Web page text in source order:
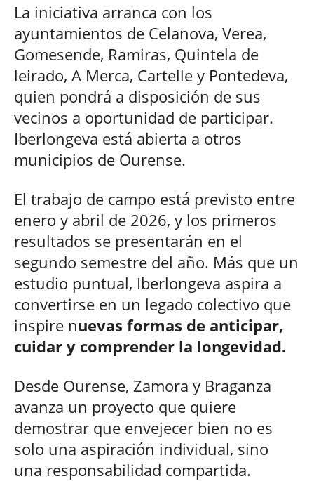
La iniciativa arranca con los
ayuntamientos de Celanova, Verea,
Gomesende, Ramiras, Quintela de
leirado, A Merca, Cartelle y Pontedeva,
quien pondrá a disposición de sus
vecinos a oportunidad de participar.
Iberlongeva está abierta a otros
municipios de Ourense.
El trabajo de campo está previsto entre
enero y abril de 2026, y los primeros
resultados se presentarán en el
segundo semestre del año. Más que un
estudio puntual, Iberlongeva aspira a
convertirse en un legado colectivo que
inspire nuevas formas de anticipar,
cuidar y comprender la longevidad.
Desde Ourense, Zamora y Braganza
avanza un proyecto que quiere
demostrar que envejecer bien no es
solo una aspiración individual, sino
una responsabilidad compartida.